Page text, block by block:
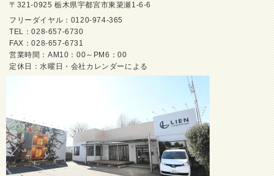
〒321-0925 栃木県宇都宮市東簗瀬1-6-6
フリーダイヤル：0120-974-365
TEL：028-657-6730
FAX：028-657-6731
営業時間：AM10：00～PM6：00
定休日：水曜日・会社カレンダーによる